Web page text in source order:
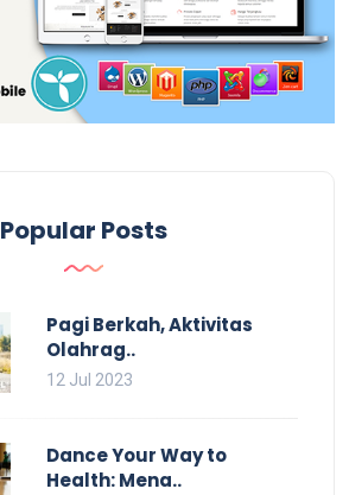
Popular Posts
Pagi Berkah, Aktivitas
Olahrag..
12 Jul 2023
Dance Your Way to
Health: Mena..